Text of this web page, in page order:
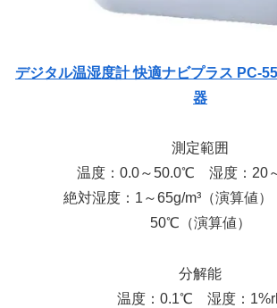
デジタル温湿度計 快適ナビプラス PC-
器
測定範囲
温度：0.0～50.0℃ 湿度：20
絶対湿度：1～65g/m³（演算値）
50℃（演算値）
分解能
温度：0.1℃ 湿度：